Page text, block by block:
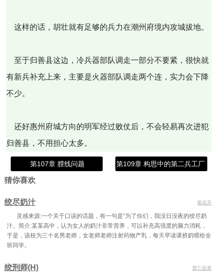
这样的话，胡壮就有足够的兵力在潮州府境内攻城拔地。
至于归善县这边，冷兵器部队调走一部分不要紧，很快就
有新兵补充上来，主要是火器部队调走两个连，实力会下降
不少。
还好惠州府城方向的明军经过败仗后，不会轻易再次进犯
归善县，不用担心太多。
第107章 膛线问题 第109章 构思中的第二兵工厂
猜你喜欢
绞尽奶汁 菊花开
灵感来源:一个关于口误的话题，有一句是“为了你们，我没日没夜的绞尽奶
汁。简介:某某高中，认为女人的奶汁非常营养，可以补充高强度的脑力消耗，
于是，该校为三十名男老师，女老师老师注射药物产乳，每天早读课挤奶喂给全
班同学。
绞刑师(H) 唇亡齿寒